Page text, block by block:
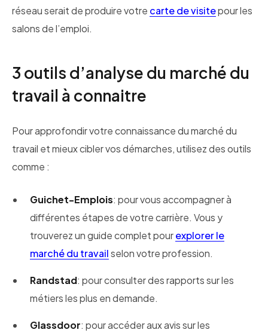
réseau serait de produire votre carte de visitepour les
salons de l’emploi.
3 outils d’analyse du marché du
travail à connaitre
Pour approfondir votre connaissance du marché du
travail et mieux cibler vos démarches, utilisez des outils
comme :
Guichet-Emplois: pour vous accompagner à
différentes étapes de votre carrière. Vous y
trouverez un guide complet pourexplorer le
marché du travailselon votre profession.
Randstad: pour consulter des rapports sur les
métiers les plus en demande.
Glassdoor: pour accéder aux avis sur les